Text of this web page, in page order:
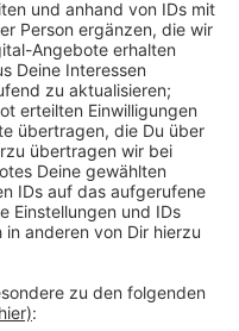
eine entscheidende
größer die
höher die
lehnt das
ab. Die
was sie gegen
tun
Katherina Reiche
angekündigt.